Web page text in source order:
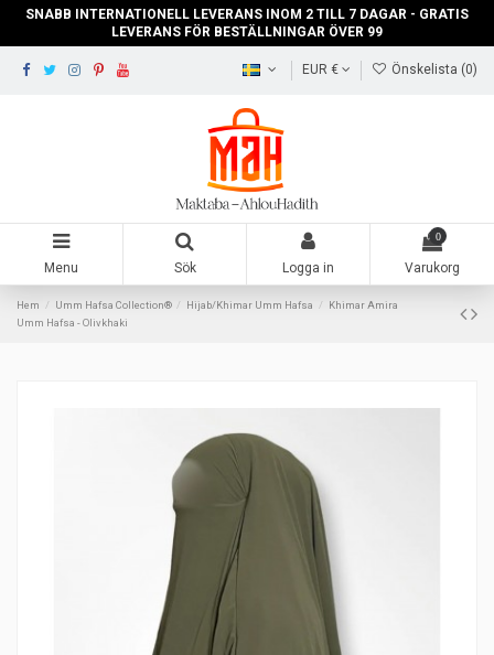
SNABB INTERNATIONELL LEVERANS INOM 2 TILL 7 DAGAR - GRATIS
LEVERANS FÖR BESTÄLLNINGAR ÖVER 99
EUR € Önskelista (0)
Menu Sök Logga in
0
Varukorg
Hem Umm Hafsa Collection® Hijab/Khimar Umm Hafsa
Khimar Amira
Umm Hafsa - Olivkhaki